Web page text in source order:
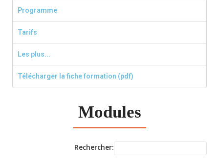
Programme
Tarifs
Les plus...
Télécharger la fiche formation (pdf)
Modules
Rechercher: